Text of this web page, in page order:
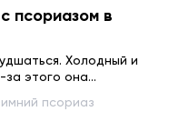
псориазом в
Холодный и
за этого она...
псориаз